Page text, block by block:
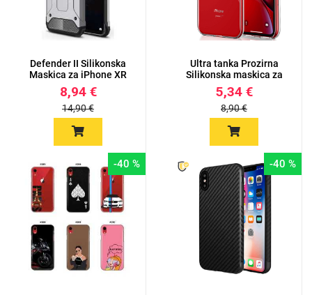
Defender II Silikonska
Maskica za iPhone XR
-...
8,94 €
14,90 €
Ultra tanka Prozirna
Silikonska maskica za
iPh...
5,34 €
8,90 €
-40 % -40 %